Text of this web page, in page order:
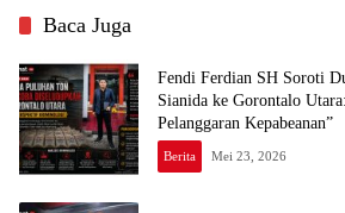
Baca Juga
Fendi Ferdian SH Soroti
Sianida ke Gorontalo
Pelanggaran Kepabeanan”
Berita Mei 23, 2026